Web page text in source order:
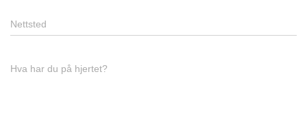
Nettsted
Hva har du på hjertet?